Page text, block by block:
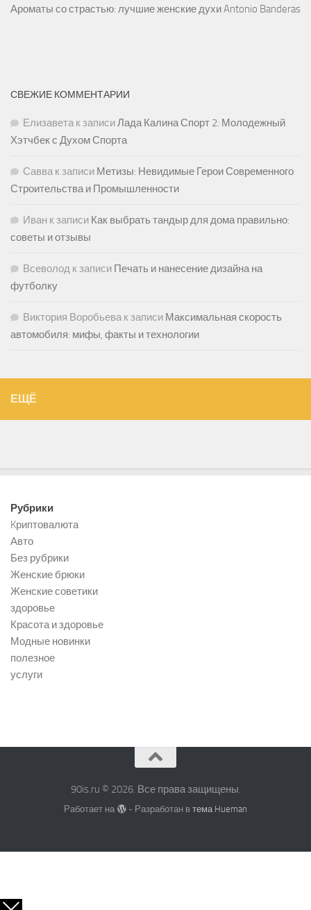
Ароматы со страстью: лучшие женские духи Antonio Banderas
СВЕЖИЕ КОММЕНТАРИИ
Елизаветак записиЛада Калина Спорт 2: Молодежный
Хэтчбек с Духом Спорта
Саввак записи Метизы: Невидимые Герои Современного
Строительства и Промышленности
Иван к записи Как выбрать тандыр для дома правильно:
советы и отзывы
Всеволод к записи Печать и нанесение дизайна на
футболку
Виктория Воробьевак записи Максимальная скорость
автомобиля: мифы, факты и технологии
ЕЩЁ
Рубрики
Kриптовалюта
Авто
Без рубрики
Женские брюки
Женские советики
здоровье
Красота и здоровье
Модные новинки
полезное
услуги
90is.ru © 2026. Все права защищены.
Работает на - Разработан в тема Hueman